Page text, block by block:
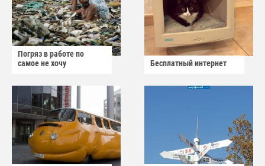
Погряз в работе по
самое не хочу
Бесплатный интернет